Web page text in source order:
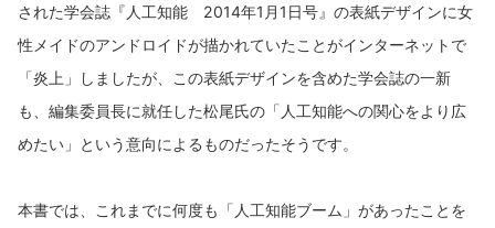
された学会誌『人工知能 2014年1月1日号』の表紙デザインに女
性メイドのアンドロイドが描かれていたことがインターネットで
「炎上」しましたが、この表紙デザインを含めた学会誌の一新
も、編集委員長に就任した松尾氏の「人工知能への関心をより広
めたい」という意向によるものだったそうです。
本書では、これまでに何度も「人工知能ブーム」があったことを